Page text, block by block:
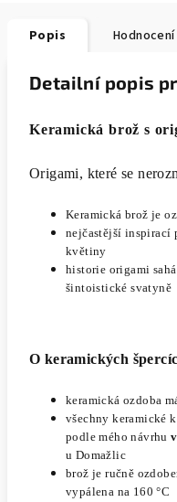
Popis Hodnocení
Detailní popis
Keramická brož s
Origami, které se
Keramická brož je
nejčastější inspirací
květiny
historie origami
šintoistické svatyně
O keramických
keramická ozdoba
všechny keramické
podle mého návrhu
u Domažlic
brož je ručně
vypálena na 160 °C